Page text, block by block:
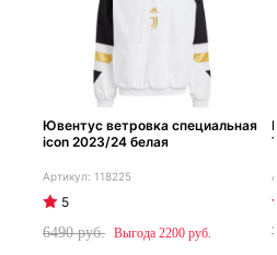
Ювентус ветровка специальная
icon 2023/24 белая
118225
5
6490
2200